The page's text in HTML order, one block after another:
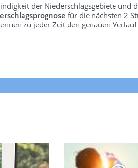
der Niederschlagsgebiete und
für die nächsten 2
zu jeder Zeit den genauen